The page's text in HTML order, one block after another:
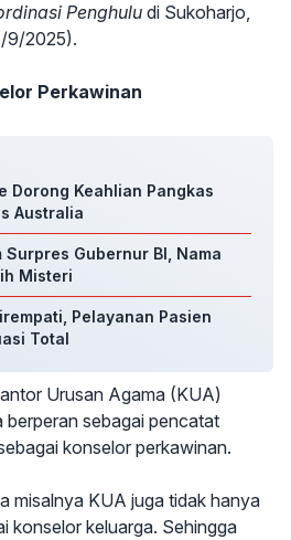
Penghuludi Sukoharjo,
9/2025).
Perkawinan
Dorong Keahlian Pangkas
Australia
Surpres Gubernur BI, Nama
Misteri
Pelayanan Pasien
Total
Urusan Agama (KUA)
sebagai pencatat
konselor perkawinan.
misalnya KUA juga tidak hanya
konselor keluarga. Sehingga